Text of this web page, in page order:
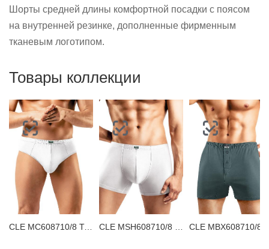
Шорты средней длины комфортной посадки с поясом
на внутренней резинке, дополненные фирменным
тканевым логотипом.
Товары коллекции
CLE MC608710/8 Трусы мужские плавки